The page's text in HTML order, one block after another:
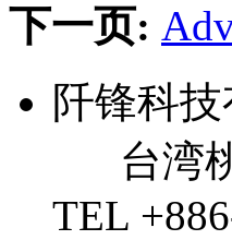
下一页:
阡锋科
台湾
TEL